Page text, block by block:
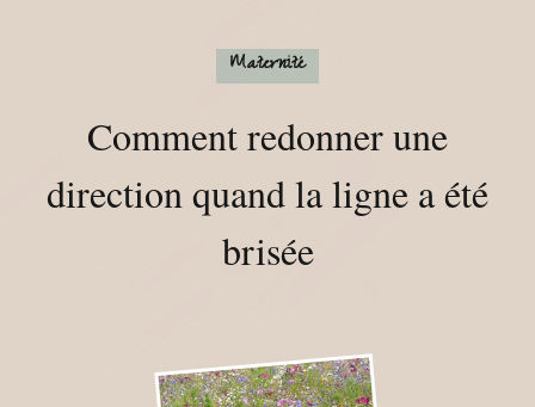
Maternité
Comment redonner une
direction quand la ligne a été
brisée